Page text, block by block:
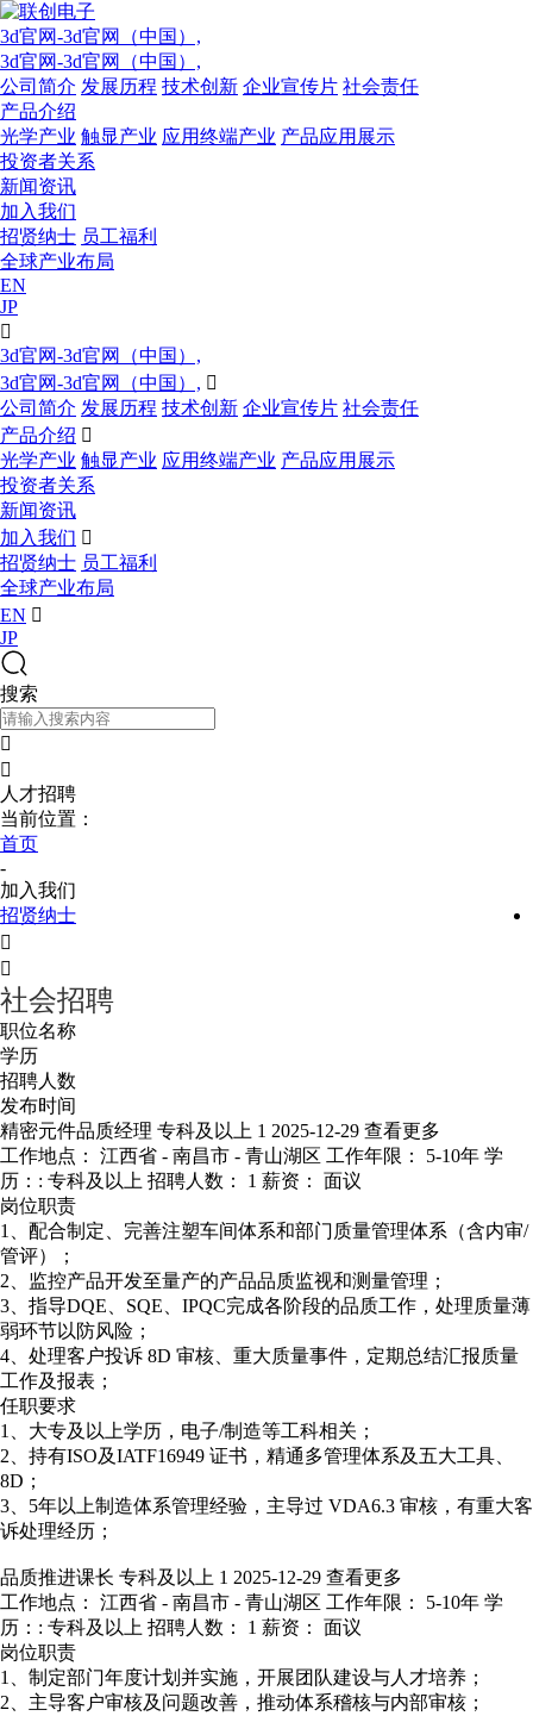
3d官网-3d官网（中国）,
3d官网-3d官网（中国）,
公司简介 发展历程 技术创新 企业宣传片 社会责任
产品介绍
光学产业 触显产业 应用终端产业 产品应用展示
投资者关系
新闻资讯
加入我们
招贤纳士 员工福利
全球产业布局
EN
JP

3d官网-3d官网（中国）,
3d官网-3d官网（中国）, 
公司简介 发展历程 技术创新 企业宣传片 社会责任
产品介绍 
光学产业 触显产业 应用终端产业 产品应用展示
投资者关系
新闻资讯
加入我们 
招贤纳士 员工福利
全球产业布局
EN 
JP
搜索


人才招聘
当前位置：
首页
-
加入我们
招贤纳士


社会招聘
职位名称
学历
招聘人数
发布时间
精密元件品质经理 专科及以上 1 2025-12-29 查看更多
工作地点： 江西省 - 南昌市 - 青山湖区 工作年限： 5-10年 学
历：: 专科及以上 招聘人数： 1 薪资： 面议
岗位职责
1、配合制定、完善注塑车间体系和部门质量管理体系（含内审/
管评）；
2、监控产品开发至量产的产品品质监视和测量管理；
3、指导DQE、SQE、IPQC完成各阶段的品质工作，处理质量薄
弱环节以防风险；
4、处理客户投诉 8D 审核、重大质量事件，定期总结汇报质量
工作及报表；
任职要求
1、大专及以上学历，电子/制造等工科相关；
2、持有ISO及IATF16949 证书，精通多管理体系及五大工具、
8D；
3、5年以上制造体系管理经验，主导过 VDA6.3 审核，有重大客
诉处理经历；
品质推进课长 专科及以上 1 2025-12-29 查看更多
工作地点： 江西省 - 南昌市 - 青山湖区 工作年限： 5-10年 学
历：: 专科及以上 招聘人数： 1 薪资： 面议
岗位职责
1、制定部门年度计划并实施，开展团队建设与人才培养；
2、主导客户审核及问题改善，推动体系稽核与内部审核；